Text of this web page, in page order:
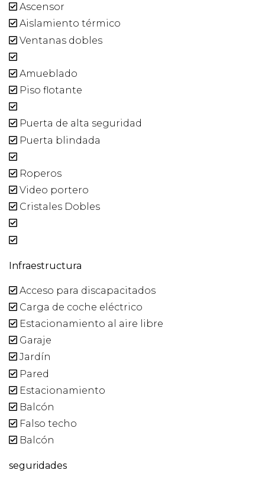
Ascensor
Aislamiento térmico
Ventanas dobles
Amueblado
Piso flotante
Puerta de alta seguridad
Puerta blindada
Roperos
Video portero
Cristales Dobles
Infraestructura
Acceso para discapacitados
Carga de coche eléctrico
Estacionamiento al aire libre
Garaje
Jardín
Pared
Estacionamiento
Balcón
Falso techo
Balcón
seguridades